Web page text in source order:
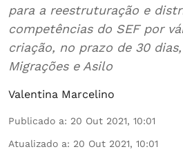
para a reestruturação e
competências do SEF por
criação, no prazo de 30
Migrações e Asilo
Valentina Marcelino
Publicado a: 20 Out 2021, 10:01
Atualizado a: 20 Out 2021, 10:01